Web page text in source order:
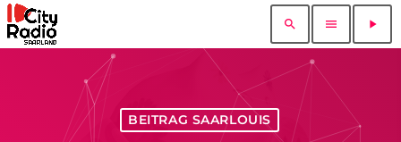
search menu play_arrow
BEITRAG SAARLOUIS